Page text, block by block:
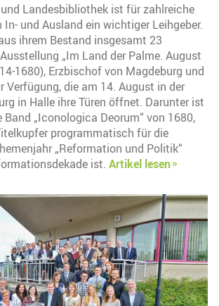
Landesbibliothek ist für zahlreiche
und Ausland ein wichtiger Leihgeber.
ihrem Bestand insgesamt 23
„Im Land der Palme. August
1680), Erzbischof von Magdeburg und
Verfügung, die am 14. August in der
in Halle ihre Türen öffnet. Darunter ist
Band „Iconologica Deorum“ von 1680,
programmatisch für die
„Reformation und Politik“
ist. Artikel lesen